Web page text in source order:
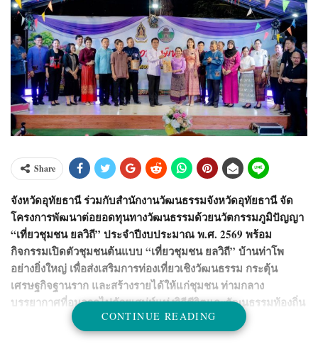
Share
จังหวัดอุทัยธานี ร่วมกับสำนักงานวัฒนธรรมจังหวัดอุทัยธานี จัด
โครงการพัฒนาต่อยอดทุนทางวัฒนธรรมด้วยนวัตกรรมภูมิปัญญา
“เที่ยวชุมชน ยลวิถี” ประจำปีงบประมาณ พ.ศ. 2569 พร้อม
กิจกรรมเปิดตัวชุมชนต้นแบบ “เที่ยวชุมชน ยลวิถี” บ้านท่าโพ
อย่างยิ่งใหญ่ เพื่อส่งเสริมการท่องเที่ยวเชิงวัฒนธรรม กระตุ้น
เศรษฐกิจฐานราก และสร้างรายได้ให้แก่ชุมชน ท่ามกลาง
บรรยากาศที่อบอวลไปด้วยเสน่ห์แห่งวิถีชีวิตและวัฒนธรรมท้องถิ่น
CONTINUE READING